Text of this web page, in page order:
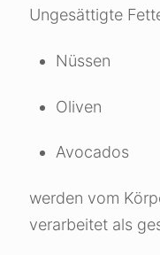
Ungesättigte
Nüssen
Oliven
Avocados
werden vom
verarbeitet als